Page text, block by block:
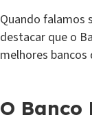
Quando falamos
destacar que o
melhores
O Banco